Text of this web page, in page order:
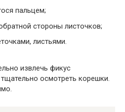
пальцем;
стороны листочков;
листьями.
извлечь фикус
осмотреть корешки.